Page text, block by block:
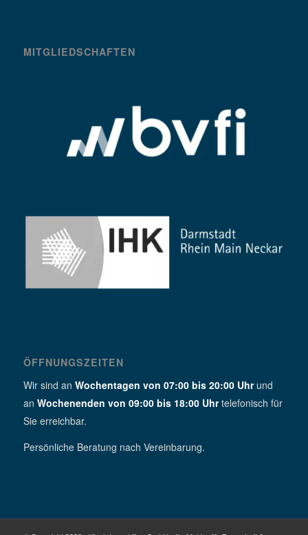
MITGLIEDSCHAFTEN
ÖFFNUNGSZEITEN
Wir sind an Wochentagen von 07:00 bis 20:00 Uhrund
an Wochenenden von 09:00 bis 18:00 Uhrtelefonisch für
Sie erreichbar.
Persönliche Beratung nach Vereinbarung.